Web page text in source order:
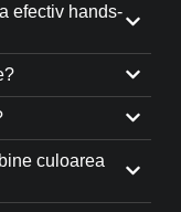
efectiv hands-
culoarea